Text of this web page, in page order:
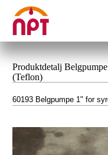
Produktdetalj
(Teflon)
60193 Belgpumpe 1" for